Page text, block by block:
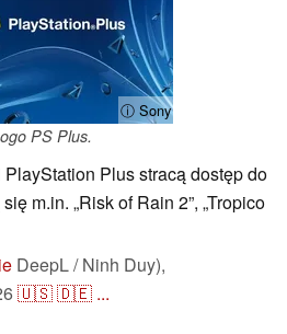
ⓘ Sony
PS Plus.
Plus stracą dostęp do
m.in. „Risk of Rain 2”, „Tropico
DeepL / Ninh Duy),
🇺🇸🇩🇪 ...